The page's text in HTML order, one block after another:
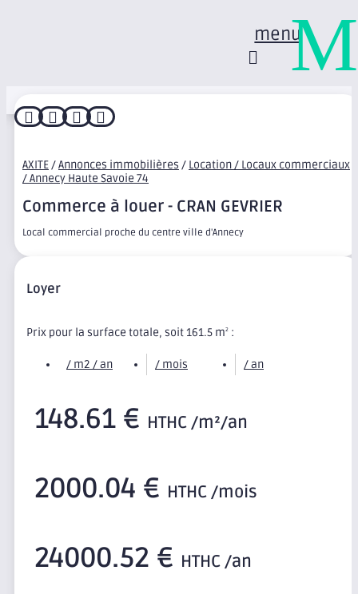
menu
   
AXITE/Annonces immobilières / Location / Locaux commerciaux
/ Annecy Haute Savoie 74
Commerce à louer - CRAN GEVRIER
Local commercial proche du centre ville d'Annecy
Loyer
Prix pour la surface totale, soit 161.5 m2 :
/ m2 / an / mois / an
148.61 € HTHC /m²/an
2000.04 € HTHC /mois
24000.52 € HTHC /an
M